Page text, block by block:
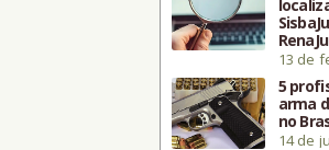
13 de
5
arma
no
14 de